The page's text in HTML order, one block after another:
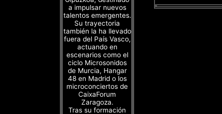
a impulsar nuevos
talentos emergentes.
Su trayectoria
también la ha llevado
fuera del País Vasco,
actuando en
escenarios como el
ciclo Microsonidos
de Murcia, Hangar
48 en Madrid o los
microconciertos de
CaixaForum
Zaragoza.
Tras su formación